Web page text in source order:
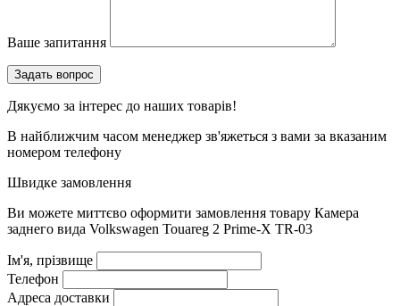
Ваше запитання
Дякуємо за інтерес до наших товарів!
В найближчим часом менеджер зв'яжеться з вами за вказаним
номером телефону
Швидке замовлення
Ви можете миттєво оформити замовлення товару Камера
заднего вида Volkswagen Touareg 2 Prime-X TR-03
Ім'я, прізвище
Телефон
Адреса доставки